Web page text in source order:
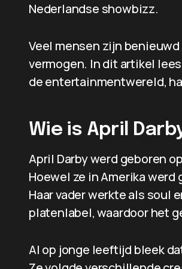
Nederlandse showbizz.
Veel mensen zijn
vermogen. In dit artikel
de entertainmentwereld,
Wie is April
April Darby werd geboren
Hoewel ze in Amerika
Haar vader werkte als soul
platenlabel, waardoor het
Al op jonge leeftijd bleek